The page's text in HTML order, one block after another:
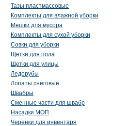
Тазы пластмассовые
Комплекты для влажной уборки
Мешки для мусора
Комплекты для сухой уборки
Совки для уборки
Щетки для пола
Щетки для улицы
Ледорубы
Лопаты снеговые
Швабры
Сменные части для швабр
Насадки МОП
Черенки для инвентаря